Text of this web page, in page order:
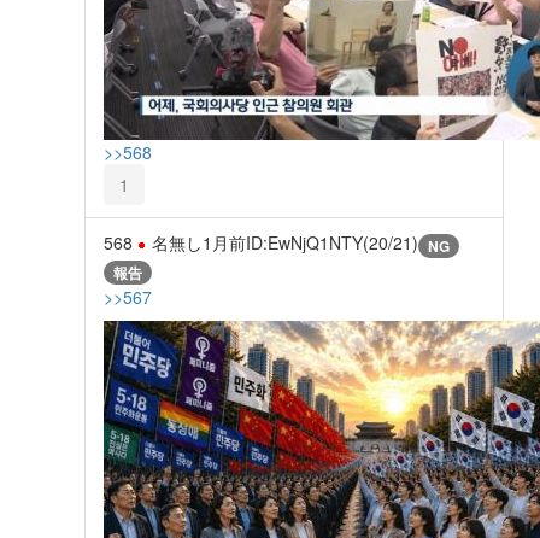
>>568
1
568 名無し1月前ID:EwNjQ1NTY(20/21) NG
報告
>>567